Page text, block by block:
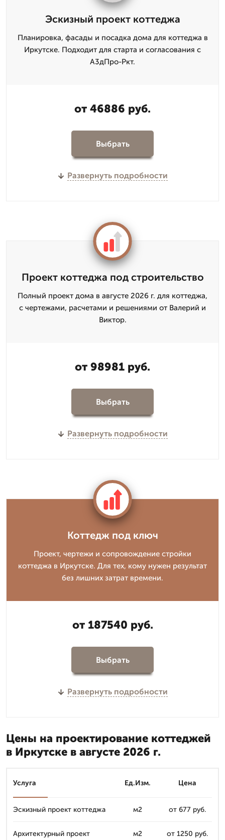
Эскизный проект коттеджа
Планировка, фасады и посадка дома для коттеджа в
Иркутске. Подходит для старта и согласования с
А3дПро-Ркт.
от 46886 руб.
Выбрать
Развернуть подробности
Проект коттеджа под строительство
Полный проект дома в августе 2026 г. для коттеджа,
с чертежами, расчетами и решениями от Валерий и
Виктор.
от 98981 руб.
Выбрать
Развернуть подробности
Коттедж под ключ
Проект, чертежи и сопровождение стройки
коттеджа в Иркутске. Для тех, кому нужен результат
без лишних затрат времени.
от 187540 руб.
Выбрать
Развернуть подробности
Цены на проектирование коттеджей
в Иркутске в августе 2026 г.
Услуга Ед.Изм. Цена
Эскизный проект коттеджа м2 от 677 руб.
Архитектурный проект
м2 от 1250 руб.